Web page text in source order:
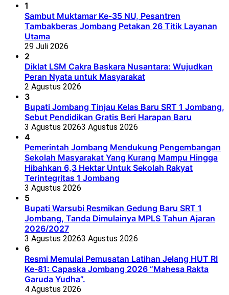
1
Sambut Muktamar Ke-35 NU, Pesantren
Tambakberas Jombang Petakan 26 Titik Layanan
Utama
29 Juli 2026
2
Diklat LSM Cakra Baskara Nusantara: Wujudkan
Peran Nyata untuk Masyarakat
2 Agustus 2026
3
Bupati Jombang Tinjau Kelas Baru SRT 1 Jombang,
Sebut Pendidikan Gratis Beri Harapan Baru
3 Agustus 20263 Agustus 2026
4
Pemerintah Jombang Mendukung Pengembangan
Sekolah Masyarakat Yang Kurang Mampu Hingga
Hibahkan 6,3 Hektar Untuk Sekolah Rakyat
Terintegritas 1 Jombang
3 Agustus 2026
5
Bupati Warsubi Resmikan Gedung Baru SRT 1
Jombang, Tanda Dimulainya MPLS Tahun Ajaran
2026/2027
3 Agustus 20263 Agustus 2026
6
Resmi Memulai Pemusatan Latihan Jelang HUT RI
Ke-81: Capaska Jombang 2026 “Mahesa Rakta
Garuda Yudha”.
4 Agustus 2026